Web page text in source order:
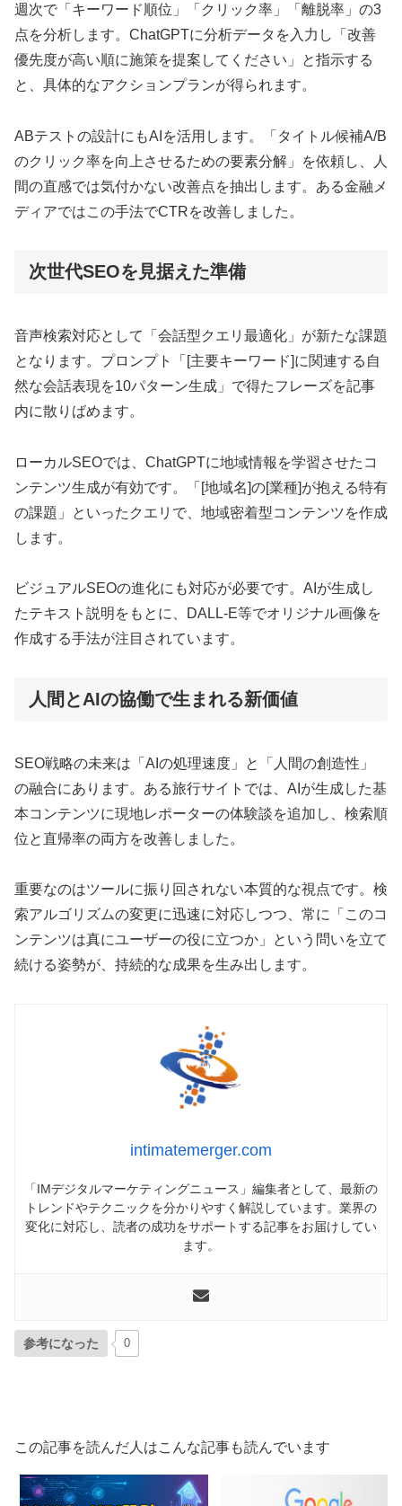
週次で「キーワード順位」「クリック率」「離脱率」の3
点を分析します。ChatGPTに分析データを入力し「改善
優先度が高い順に施策を提案してください」と指示する
と、具体的なアクションプランが得られます。
ABテストの設計にもAIを活用します。「タイトル候補A/B
のクリック率を向上させるための要素分解」を依頼し、人
間の直感では気付かない改善点を抽出します。ある金融メ
ディアではこの手法でCTRを改善しました。
次世代SEOを見据えた準備
音声検索対応として「会話型クエリ最適化」が新たな課題
となります。プロンプト「[主要キーワード]に関連する自
然な会話表現を10パターン生成」で得たフレーズを記事
内に散りばめます。
ローカルSEOでは、ChatGPTに地域情報を学習させたコ
ンテンツ生成が有効です。「[地域名]の[業種]が抱える特有
の課題」といったクエリで、地域密着型コンテンツを作成
します。
ビジュアルSEOの進化にも対応が必要です。AIが生成し
たテキスト説明をもとに、DALL-E等でオリジナル画像を
作成する手法が注目されています。
人間とAIの協働で生まれる新価値
SEO戦略の未来は「AIの処理速度」と「人間の創造性」
の融合にあります。ある旅行サイトでは、AIが生成した基
本コンテンツに現地レポーターの体験談を追加し、検索順
位と直帰率の両方を改善しました。
重要なのはツールに振り回されない本質的な視点です。検
索アルゴリズムの変更に迅速に対応しつつ、常に「このコ
ンテンツは真にユーザーの役に立つか」という問いを立て
続ける姿勢が、持続的な成果を生み出します。
intimatemerger.com
「IMデジタルマーケティングニュース」編集者として、最新の
トレンドやテクニックを分かりやすく解説しています。業界の
変化に対応し、読者の成功をサポートする記事をお届けしてい
ます。
参考になった 0
この記事を読んだ人はこんな記事も読んでいます